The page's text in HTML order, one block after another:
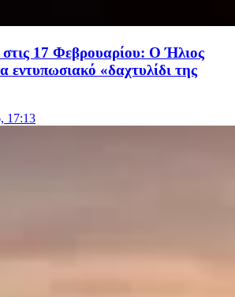
17 Φεβρουαρίου: Ο Ήλιος
εντυπωσιακό «δαχτυλίδι της
17:13